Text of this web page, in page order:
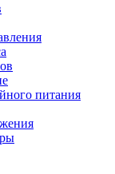
питания